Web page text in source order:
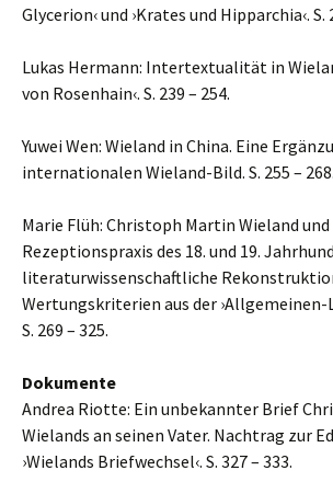
Glycerion‹ und ›Krates und Hipparchia‹. S.
Lukas Hermann: Intertextualität in
von Rosenhain‹. S. 239 – 254.
Yuwei Wen: Wieland in China. Eine
internationalen Wieland-Bild. S. 255 – 268.
Marie Flüh: Christoph Martin Wieland und
Rezeptionspraxis des 18. und 19.
literaturwissenschaftliche
Wertungskriterien aus der
S. 269 – 325.
Dokumente
Andrea Riotte: Ein unbekannter Brief
Wielands an seinen Vater. Nachtrag zur
›Wielands Briefwechsel‹. S. 327 – 333.